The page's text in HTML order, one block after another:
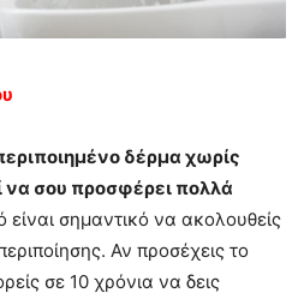
δέρμα χωρίς
να σου προσφέρει πολλά
είναι σημαντικό να ακολουθείς
Αν προσέχεις το
σε 10 χρόνια να δεις